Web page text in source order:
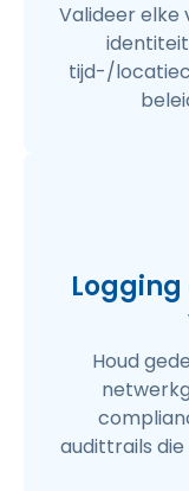
Valideer elke
tijd-/
Houd
audittrails die